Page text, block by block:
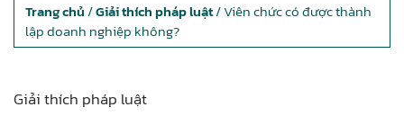
Trang chủ /Giải thích pháp luật/ Viên chức có được thành
lập doanh nghiệp không?
Giải thích pháp luật